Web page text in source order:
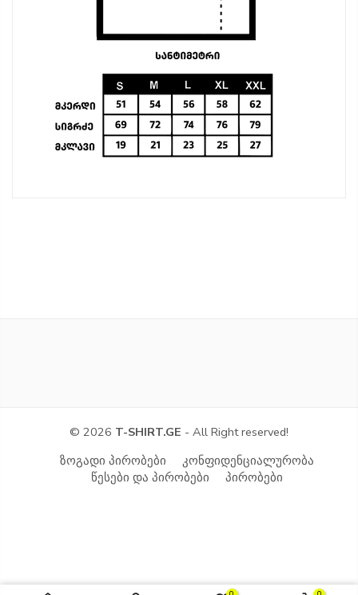
© 2026 T-SHIRT.GE - All Right reserved!
ზოგადი პირობები
კონფიდენციალურობა
წესები და პირობები
პირობები